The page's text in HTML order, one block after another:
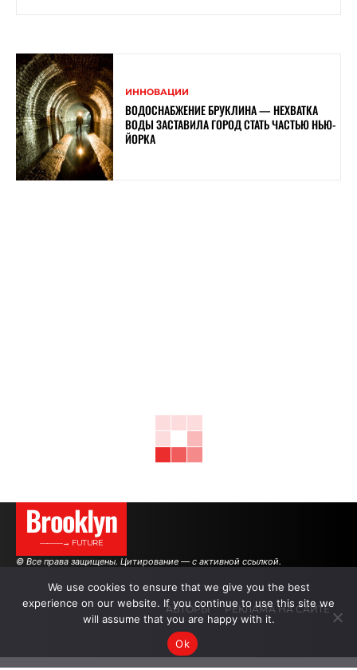
ИННОВАЦИИ
ВОДОСНАБЖЕНИЕ БРУКЛИНА — НЕХВАТКА
ВОДЫ ЗАСТАВИЛА ГОРОД СТАТЬ ЧАСТЬЮ НЬЮ-
ЙОРКА
Brooklyn
———→ FUTURE
© Все права защищены. Цитирование — с активной ссылкой.
АВТОРЫ РЕКЛАМА НА САЙТЕ
We use cookies to ensure that we give you the best
experience on our website. If you continue to use this site we
will assume that you are happy with it.
Ok
...